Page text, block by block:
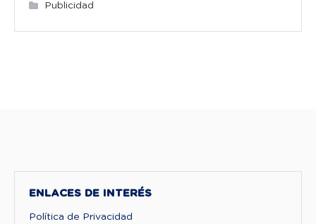
Publicidad
ENLACES DE INTERÉS
Política de Privacidad